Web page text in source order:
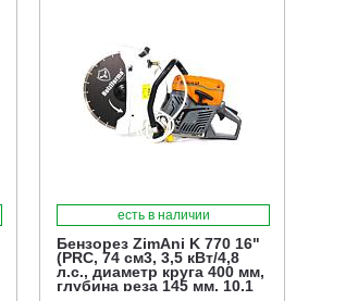
есть в наличии
Бензорез ZimAni K 770 16"
(PRC, 74 см3, 3,5 кВт/4,8
л.с., диаметр круга 400 мм,
глубина реза 145 мм, 10,1